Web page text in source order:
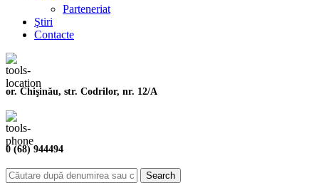
Parteneriat
Ştiri
Contacte
or. Chişinău, str. Codrilor, nr. 12/A
0 (68) 944494
Search